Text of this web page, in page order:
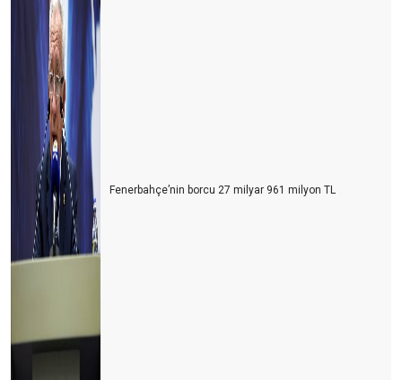
Fenerbahçe’nin borcu 27 milyar 961 milyon TL